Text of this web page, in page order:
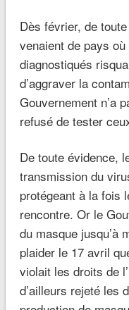
Dès février, de
venaient de pays
diagnostiqués
d’aggraver la
Gouvernement n’a
refusé de tester
De toute évidence,
transmission du
protégeant à la fois
rencontre. Or le
du masque jusqu’à
plaider le 17 avril
violait les droits de
d’ailleurs rejeté les